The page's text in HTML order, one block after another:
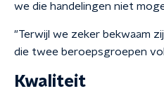
we die handelingen niet
"Terwijl we zeker bekwaam
die twee beroepsgroepen
Kwaliteit